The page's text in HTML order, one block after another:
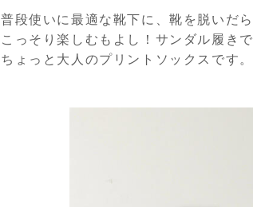
普段使いに最適な靴下に、靴を脱いだ
こっそり楽しむもよし！サンダル履き
ちょっと大人のプリントソックスです。